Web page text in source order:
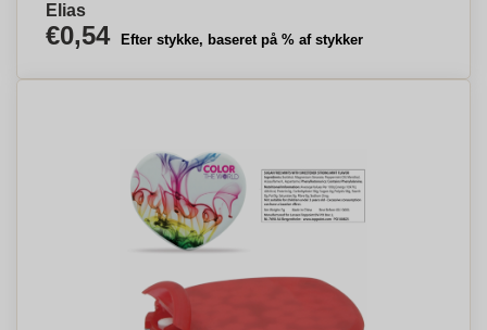
Elias
€0,54 Efter stykke, baseret på % af stykker